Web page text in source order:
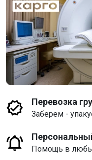
Перевозка
Заберем -
Помощь в